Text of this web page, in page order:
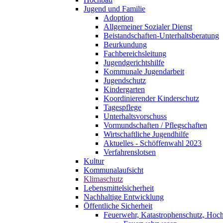
Jugend und Familie
Adoption
Allgemeiner Sozialer Dienst
Beistandschaften-Unterhaltsberatung
Beurkundung
Fachbereichsleitung
Jugendgerichtshilfe
Kommunale Jugendarbeit
Jugendschutz
Kindergarten
Koordinierender Kinderschutz
Tagespflege
Unterhaltsvorschuss
Vormundschaften / Pflegschaften
Wirtschaftliche Jugendhilfe
Aktuelles - Schöffenwahl 2023
Verfahrenslotsen
Kultur
Kommunalaufsicht
Klimaschutz
Lebensmittelsicherheit
Nachhaltige Entwicklung
Öffentliche Sicherheit
Feuerwehr, Katastrophenschutz,